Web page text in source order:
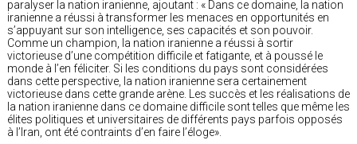
paralyser la nation iranienne, ajoutant : « Dans ce domaine, la nation
iranienne a réussi à transformer les menaces en opportunités en
s’appuyant sur son intelligence, ses capacités et son pouvoir.
Comme un champion, la nation iranienne a réussi à sortir
victorieuse d’une compétition difficile et fatigante, et à poussé le
monde à l’en féliciter. Si les conditions du pays sont considérées
dans cette perspective, la nation iranienne sera certainement
victorieuse dans cette grande arène. Les succès et les réalisations de
la nation iranienne dans ce domaine difficile sont telles que même les
élites politiques et universitaires de différents pays parfois opposés
à l’Iran, ont été contraints d’en faire l’éloge».